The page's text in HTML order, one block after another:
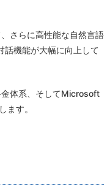
さらに高性能な自然言語
話機能が大幅に向上して
体系、そしてMicrosoft
ます。